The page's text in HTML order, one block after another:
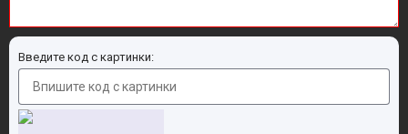
Введите код с картинки: